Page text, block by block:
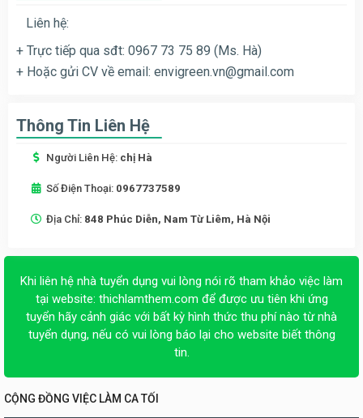
Liên hệ:
+ Trực tiếp qua sđt: 0967 73 75 89 (Ms. Hà)
+ Hoặc gửi CV về email: envigreen.vn@gmail.com
Thông Tin Liên Hệ
Người Liên Hệ: chị Hà
Số Điện Thoại: 0967737589
Địa Chỉ: 848 Phúc Diễn, Nam Từ Liêm, Hà Nội
Khi liên hệ nhà tuyển dụng vui lòng nói rõ tham khảo việc làm
tại website: thichlamthem.com để được ưu tiên khi ứng
tuyển hãy cảnh giác với bất kỳ hình thức thu phí nào từ nhà
tuyển dụng, nếu có vui lòng báo lại cho website biết thông
tin.
CỘNG ĐỒNG VIỆC LÀM CA TỐI